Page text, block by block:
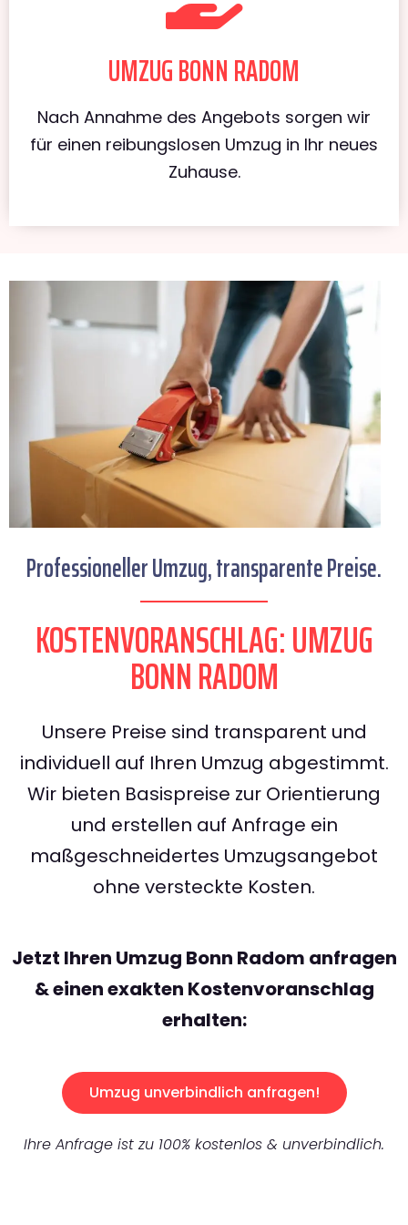
UMZUG BONN RADOM
Nach Annahme des Angebots sorgen wir
für einen reibungslosen Umzug in Ihr neues
Zuhause.
Professioneller Umzug, transparente Preise.
KOSTENVORANSCHLAG: UMZUG
BONN RADOM
Unsere Preise sind transparent und
individuell auf Ihren Umzug abgestimmt.
Wir bieten Basispreise zur Orientierung
und erstellen auf Anfrage ein
maßgeschneidertes Umzugsangebot
ohne versteckte Kosten.
Jetzt Ihren Umzug Bonn Radom anfragen
& einen exakten Kostenvoranschlag
erhalten:
Umzug unverbindlich anfragen!
Ihre Anfrage ist zu 100% kostenlos & unverbindlich.